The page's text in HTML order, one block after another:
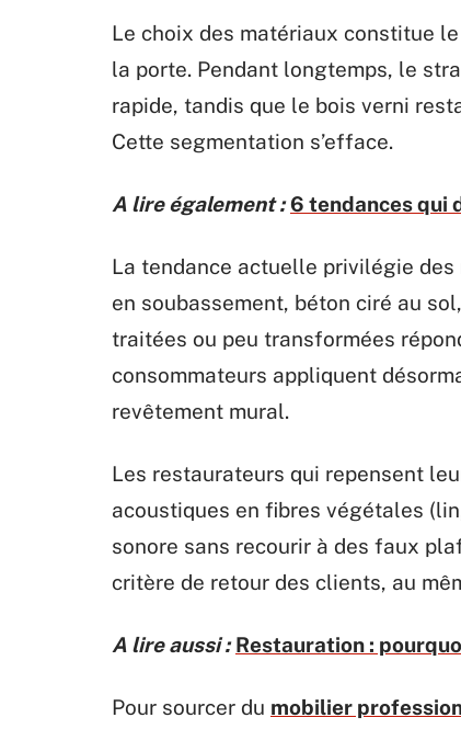
Le choix des matériaux constitue
la porte. Pendant longtemps, le
rapide, tandis que le bois verni
Cette segmentation s’efface.
A lire également : 6 tendances qui
La tendance actuelle privilégie des
en soubassement, béton ciré au
traitées ou peu transformées
consommateurs appliquent
revêtement mural.
Les restaurateurs qui repensent
acoustiques en fibres végétales
sonore sans recourir à des faux
critère de retour des clients, au
A lire aussi : Restauration :
Pour sourcer du mobilier